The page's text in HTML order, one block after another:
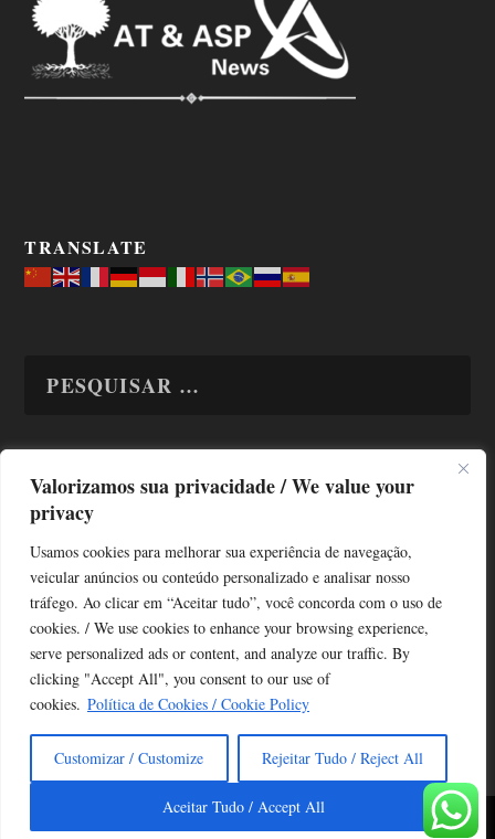
Valorizamos sua privacidade / We value your
privacy
Usamos cookies para melhorar sua experiência de navegação,
veicular anúncios ou conteúdo personalizado e analisar nosso
tráfego. Ao clicar em “Aceitar tudo”, você concorda com o uso de
cookies. / We use cookies to enhance your browsing experience,
serve personalized ads or content, and analyze our traffic. By
clicking "Accept All", you consent to our use of
cookies. Política de Cookies / Cookie Policy
Customizar / Customize Rejeitar Tudo / Reject All
Aceitar Tudo / Accept All
TRANSLATE
TODAS OS ASSUNTOS
Copyright © Alô Tatuapé 2013 / 2026
Desenvolvido por ALOSP MKT DIGITAL
Alô São Paulo